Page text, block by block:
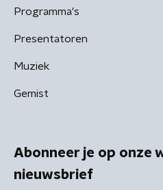
Programma's
Presentatoren
Muziek
Gemist
Abonneer je op onze
nieuwsbrief